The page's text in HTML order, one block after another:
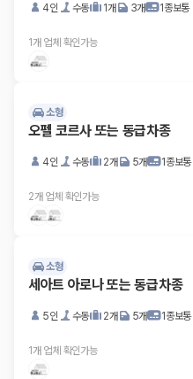
4인 수동 1개 3개 1종보통
1개 업체 확인가능
소형
오펠 코르사 또는 동급차종
4인 수동 2개 5개 1종보통
2개 업체 확인가능
소형
세아트 아로나 또는 동급차종
5인 수동 2개 5개 1종보통
1개 업체 확인가능